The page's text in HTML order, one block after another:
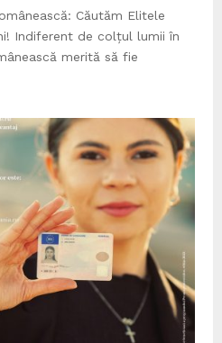
Căutăm Elitele
Indiferent de colțul lumii în
merită să fie